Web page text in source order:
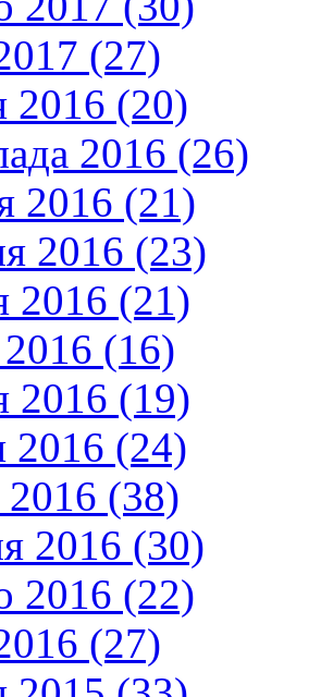
(27)
2016 (20)
2016 (26)
2016 (21)
2016 (23)
2016 (21)
(16)
2016 (19)
2016 (24)
2016 (38)
2016 (30)
2016 (22)
(27)